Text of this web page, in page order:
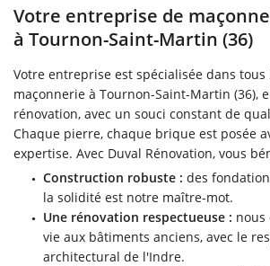
Votre entreprise de
à Tournon-Saint-Martin (36)
Votre entreprise est spécialisée dans tous
maçonnerie à Tournon-Saint-Martin (36),
rénovation, avec un souci constant de
Chaque pierre, chaque brique est posée
expertise. Avec Duval Rénovation, vous
Construction robuste : des
la solidité est notre maître-mot.
Une rénovation respectueuse : nous
vie aux bâtiments anciens, avec le
architectural de l'Indre.